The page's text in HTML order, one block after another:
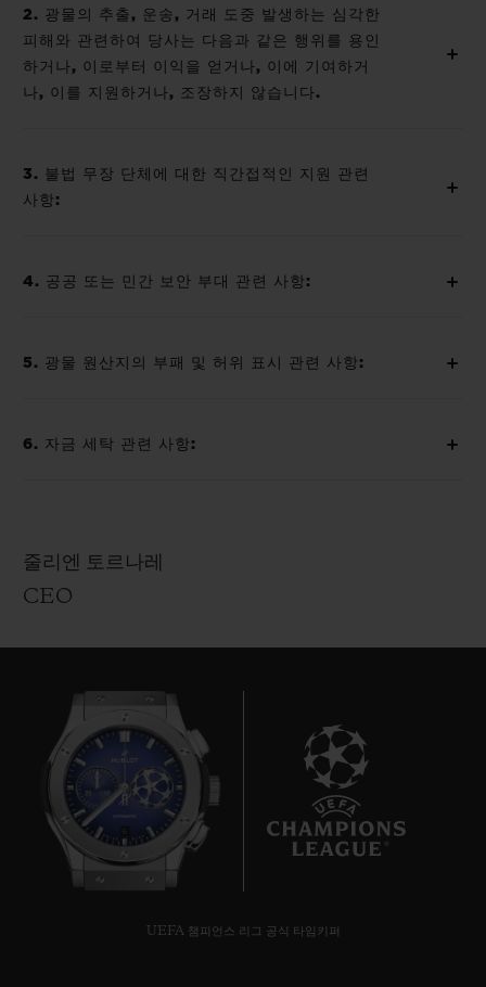
2. 광물의 추출, 운송, 거래 도중 발생하는 심각한
피해와 관련하여 당사는 다음과 같은 행위를 용인
하거나, 이로부터 이익을 얻거나, 이에 기여하거
나, 이를 지원하거나, 조장하지 않습니다.
3. 불법 무장 단체에 대한 직간접적인 지원 관련
사항:
4. 공공 또는 민간 보안 부대 관련 사항:
5. 광물 원산지의 부패 및 허위 표시 관련 사항:
6. 자금 세탁 관련 사항:
줄리엔 토르나레
CEO
UEFA 챔피언스 리그 공식 타임키퍼